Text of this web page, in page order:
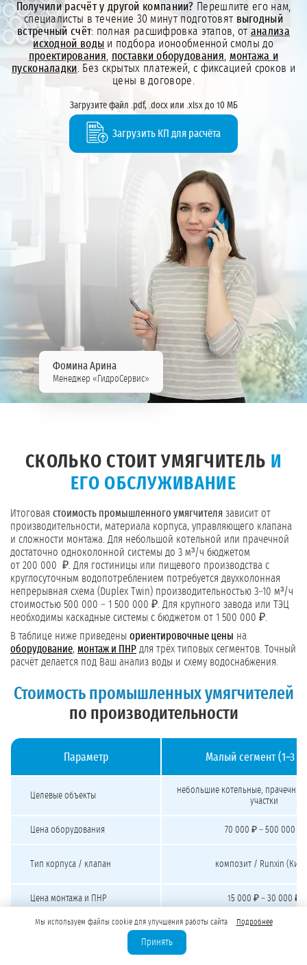
Получили расчёт у другой компании? Перешлите его нам,
специалисты в течение 30 минут подготовят выгодный
встречный счёт: полная расшифровка этапов, от анализа
исходной воды и подбора ионообменной смолы до
проектирования поставки оборудования монтажа и
пусконаладки . Без скрытых платежей, с фиксацией сроков и
цены в договоре.
Загрузите файл .pdf, .docx или .xlsx до 10 МБ
Загрузить КП для расчёта
Фомина Арина
Менеджер «ГидроСервис»
СКОЛЬКО СТОИТ УМЯГЧИТЕЛЬ И
ЕГО ОБСЛУЖИВАНИЕ
Итоговая стоимость промышленного умягчителя зависит от
производительности, материала корпуса, управляющего клапана
и сложности монтажа. Для небольшой котельной или прачечной
достаточно одноколонной системы до 3 м³/ч бюджетом
от 200 000 ₽. Для гостиницы или пищевого производства с
круглосуточным водопотреблением потребуется двухколонная
непрерывная схема (Duplex Twin) производительностью 3–10 м³/ч
стоимостью 500 000 – 1 500 000 ₽. Для крупного завода или ТЭЦ
необходимы каскадные системы с бюджетом от 1 500 000 ₽.
В таблице ниже приведены ориентировочные цены на
оборудование, монтаж и ПНР для трёх типовых сегментов. Точный
расчёт делается под Ваш анализ воды и схему водоснабжения.
Стоимость промышленных умягчителей
по производительности
Параметр Малый сегмент (1–3
Целевые объекты
небольшие котельные,
участки
Цена оборудования 70 000 ₽ – 500 000 ₽
Тип корпуса / клапан композит / Runxin
Цена монтажа и ПНР 15 000 ₽ – 30 000 ₽
Бюджет «под ключ» от 200 000 ₽
Мы используем файлы cookie для улучшения работы сайта Подробнее
Принять